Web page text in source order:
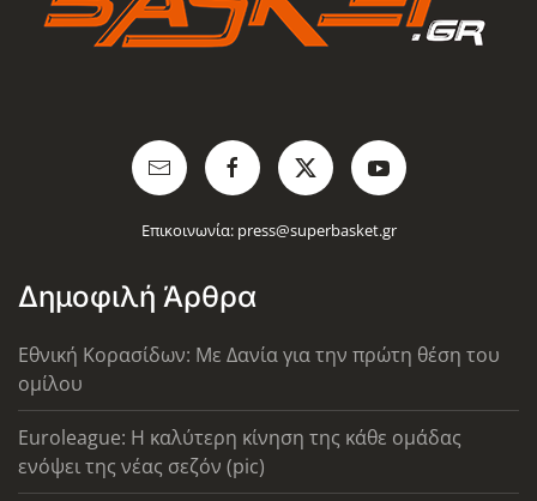
Επικοινωνία: press@superbasket.gr
Δημοφιλή Άρθρα
Εθνική Κορασίδων: Με Δανία για την πρώτη θέση του
ομίλου
Euroleague: Η καλύτερη κίνηση της κάθε ομάδας
ενόψει της νέας σεζόν (pic)